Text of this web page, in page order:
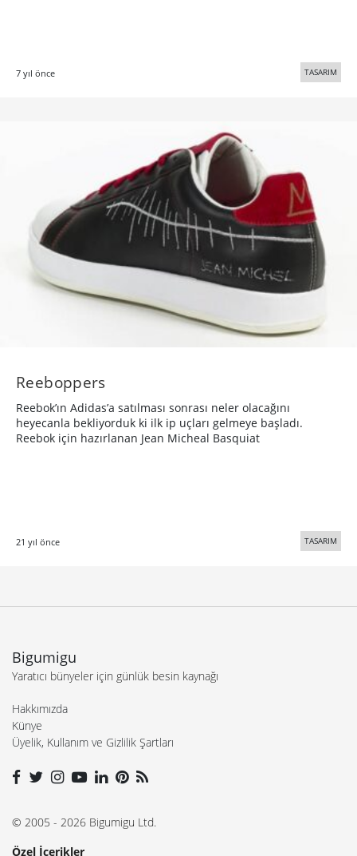
7 yıl önce TASARIM
Reeboppers
Reebok’ın Adidas’a satılması sonrası neler olacağını
heyecanla bekliyorduk ki ilk ip uçları gelmeye başladı.
Reebok için hazırlanan Jean Micheal Basquiat
21 yıl önce TASARIM
Bigumigu
Yaratıcı bünyeler için günlük besin kaynağı
Hakkımızda
Künye
Üyelik, Kullanım ve Gizlilik Şartları
© 2005 - 2026 Bigumigu Ltd.
Özel İçerikler